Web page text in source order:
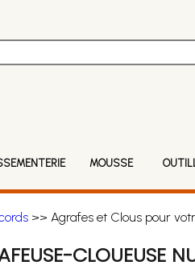
MOUSSE
>> Agrafes et Clous pour
CLOUEUSE